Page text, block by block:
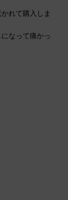
れて購入しま
なって痛かっ